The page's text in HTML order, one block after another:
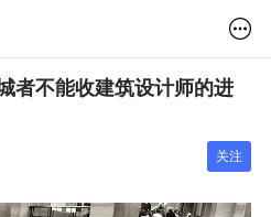
者不能收建筑设计师的进
关注